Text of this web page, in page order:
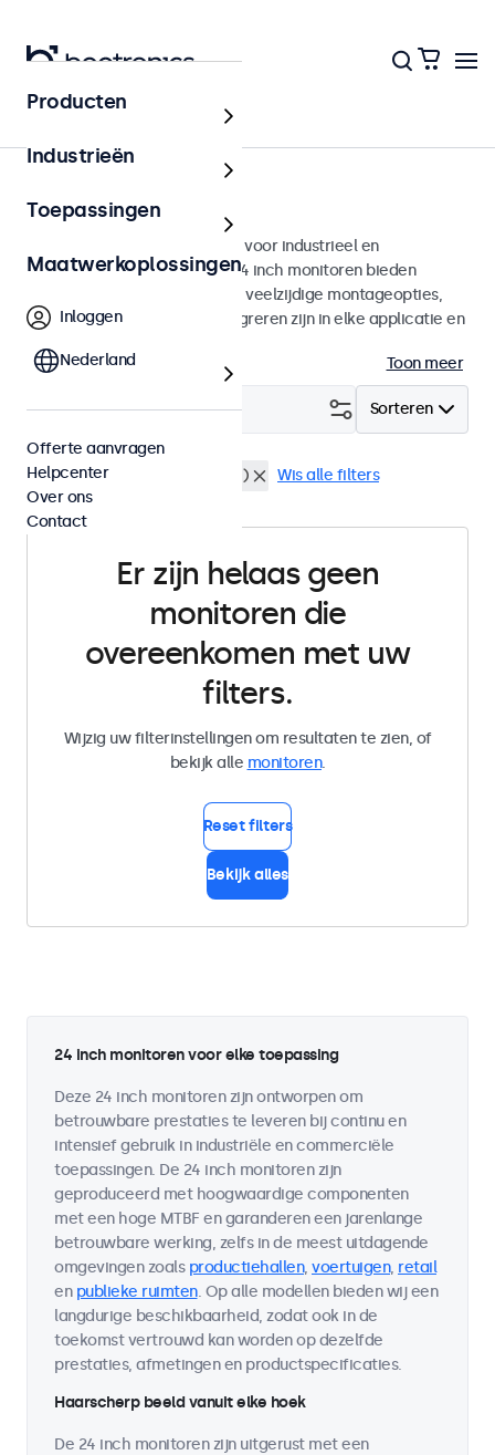
Monitoren
24 inch monitoren
24 inch monitoren ontworpen voor industrieel en
commercieel gebruik. Deze 24 inch monitoren bieden
diverse videoaansluitingen en veelzijdige montageopties,
waarmee ze naadloos te integreren zijn in elke applicatie en
Toon meer
Sorteren
Filter (0)
24 inch monitoren BNC (SDI) Wis alle filters
Er zijn helaas geen
monitoren die
overeenkomen met uw
filters.
Wijzig uw filterinstellingen om resultaten te zien, of
bekijk alle monitoren.
Reset filters
Bekijk alles
24 inch monitoren voor elke toepassing
Deze 24 inch monitoren zijn ontworpen om
betrouwbare prestaties te leveren bij continu en
intensief gebruik in industriële en commerciële
toepassingen. De 24 inch monitoren zijn
geproduceerd met hoogwaardige componenten
met een hoge MTBF en garanderen een jarenlange
betrouwbare werking, zelfs in de meest uitdagende
omgevingen zoals productiehallen, voertuigen, retail
en publieke ruimten. Op alle modellen bieden wij een
langdurige beschikbaarheid, zodat ook in de
toekomst vertrouwd kan worden op dezelfde
prestaties, afmetingen en productspecificaties.
Haarscherp beeld vanuit elke hoek
De 24 inch monitoren zijn uitgerust met een
Producten
Industrieën
Toepassingen
Maatwerkoplossingen
Inloggen
Nederland
Offerte aanvragen
Helpcenter
Over ons
Contact